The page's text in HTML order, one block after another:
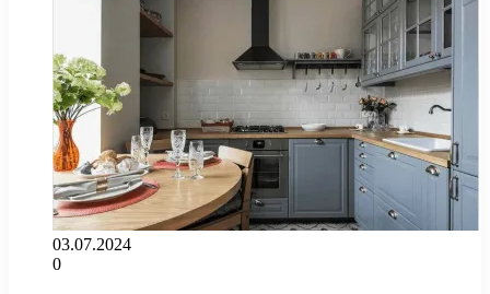
03.07.2024
0